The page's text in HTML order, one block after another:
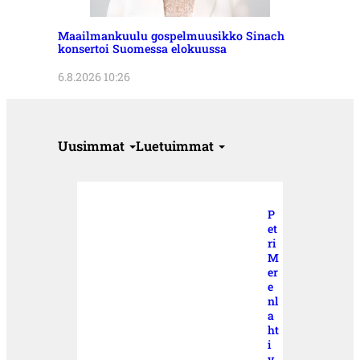
Maailmankuulu gospelmuusikko Sinach
konsertoi Suomessa elokuussa
6.8.2026 10:26
Uusimmat Luetuimmat
P
et
ri
M
er
e
nl
a
ht
i